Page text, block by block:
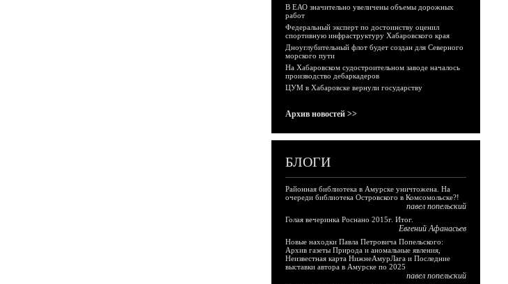
В ЕАО значительно увеличены объемы дорожных
работ
Федеральный эксперт по достоинству оценил
спортивную инфраструктуру Хабаровского края
Дноуглубительный флот будет создан для Северного
морского пути
На Хабаровском судостроительном заводе началось
производство дебаркадеров
ЦУМ в Хабаровске вернули государству
Архив новостей >>
БЛОГИ
Районная библиотека в Амурске уничтожена. На
очереди библиотека Островского в Комсомольске?!
павел попельский
Голая вечеринка Роснано 2015г. Итог.
Евгений Афанасьев
Новые находки Павла Петровича Попельского:
Архив газеты Природа и аномальные явления,
Неизвестная карта НижнеАмурЛага и Последние
выставки автора в Амурске по 2025
павел попельский